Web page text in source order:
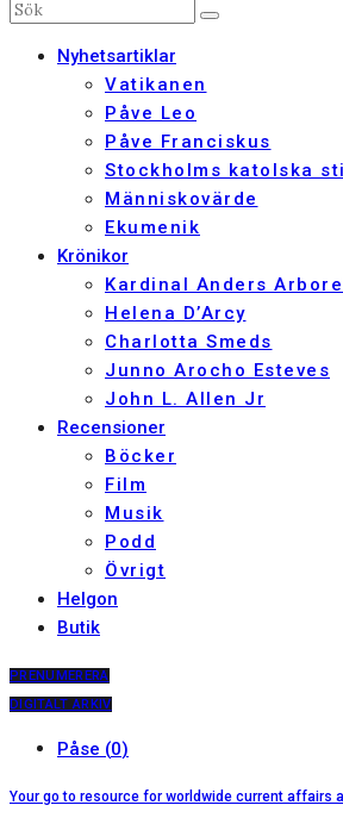
Nyhetsartiklar
Vatikanen
Påve Leo
Påve Franciskus
Stockholms katolska
Människovärde
Ekumenik
Krönikor
Kardinal Anders
Helena D’Arcy
Charlotta Smeds
Junno Arocho Esteves
John L. Allen Jr
Recensioner
Böcker
Film
Musik
Podd
Övrigt
Helgon
Butik
PRENUMERERA
DIGITALT ARKIV
Varukorg (0)
Your go to resource for worldwide current affairs